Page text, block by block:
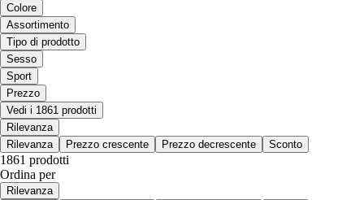
Colore
Assortimento
Tipo di prodotto
Sesso
Sport
Prezzo
Vedi i 1861 prodotti
Rilevanza
Rilevanza
Prezzo crescente Prezzo decrescente Sconto
1861 prodotti
Ordina per
Rilevanza